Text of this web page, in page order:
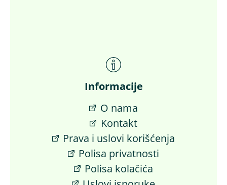
Informacije
O nama
Kontakt
Prava i uslovi korišćenja
Polisa privatnosti
Polisa kolačića